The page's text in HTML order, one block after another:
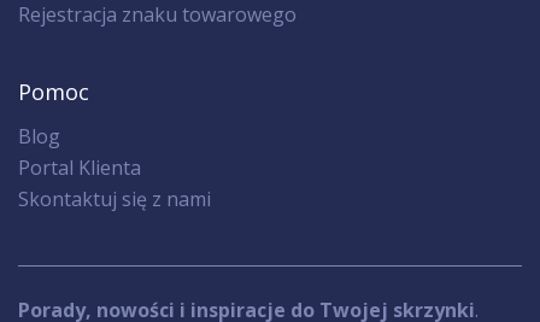
Rejestracja znaku towarowego
Pomoc
Blog
Portal Klienta
Skontaktuj się z nami
Porady, nowości i inspiracje do Twojej skrzynki.